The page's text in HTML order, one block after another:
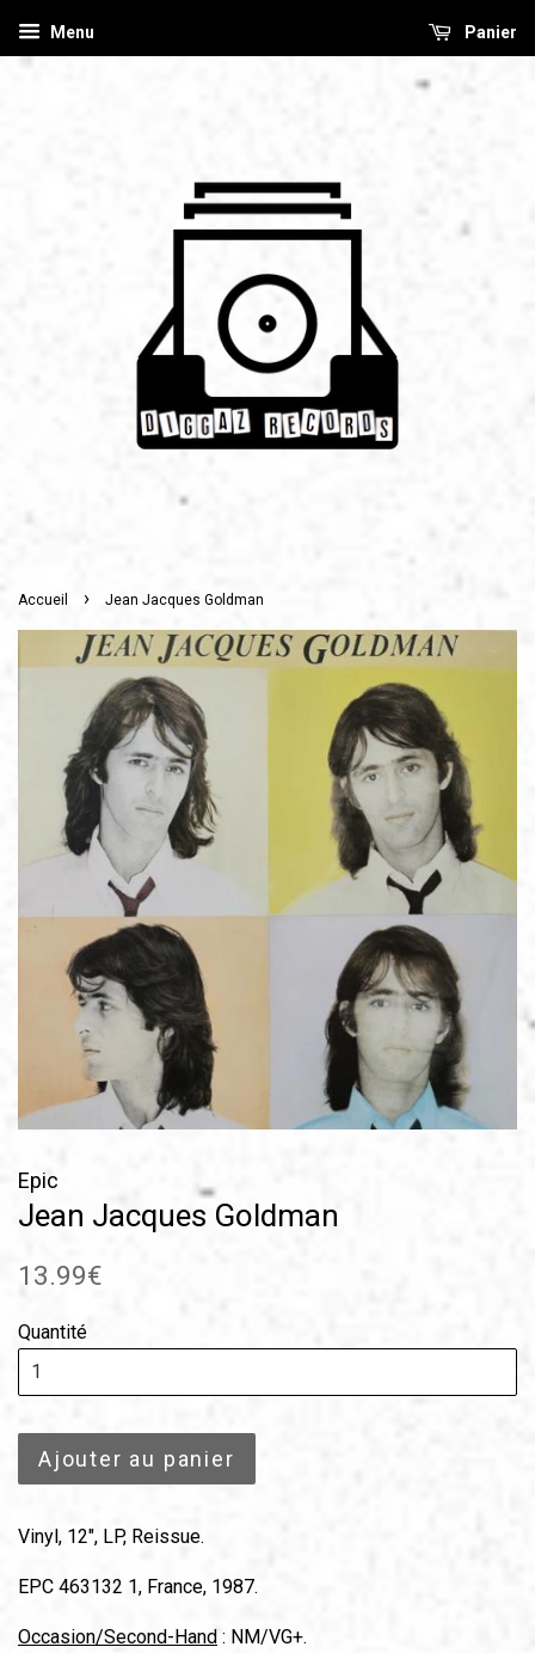
Menu Panier
Accueil › Jean Jacques Goldman
Epic
Jean Jacques Goldman
Prix
13.99€
Quantité
Ajouter au panier
Vinyl, 12", LP, Reissue.
EPC 463132 1, France, 1987.
Occasion/Second-Hand : NM/VG+.